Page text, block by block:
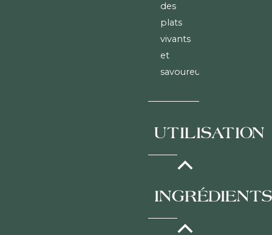
des
plats
vivants
et
savoureux.
UTILISATION
conserver
réfrigérateur
INGRÉDIENTS